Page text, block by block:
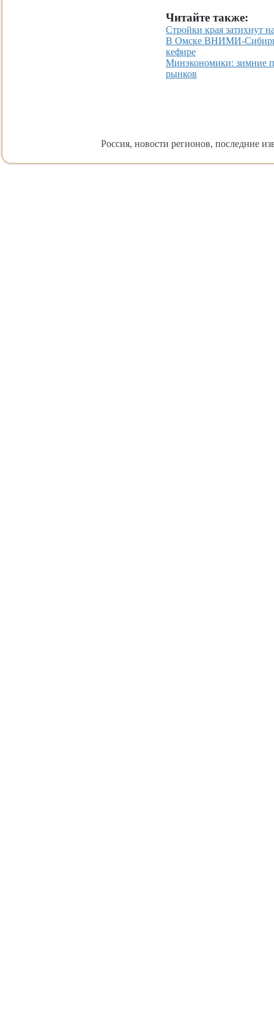
Читайте также:
Стройки края затихнут
В Омске ВНИМИ-Сибирь
кефире
Минэкономики: зимние
рынков
Россия, новости регионов, последние